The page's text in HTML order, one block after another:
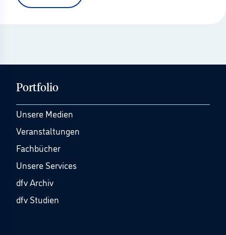
Portfolio
Unsere Medien
Veranstaltungen
Fachbücher
Unsere Services
dfv Archiv
dfv Studien